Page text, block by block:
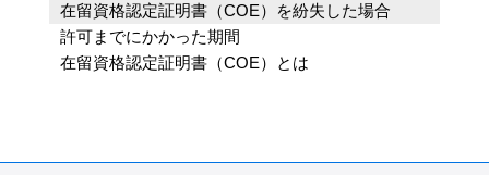
在留資格認定証明書（COE）を紛失した場合
許可までにかかった期間
在留資格認定証明書（COE）とは